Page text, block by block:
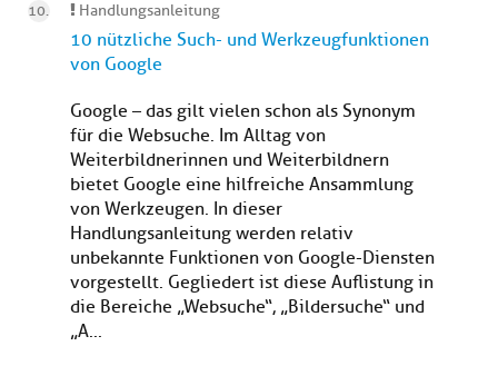
Handlungsanleitung
10 nützliche Such- und Werkzeugfunktionen
von Google
Google – das gilt vielen schon als Synonym
für die Websuche. Im Alltag von
Weiterbildnerinnen und Weiterbildnern
bietet Google eine hilfreiche Ansammlung
von Werkzeugen. In dieser
Handlungsanleitung werden relativ
unbekannte Funktionen von Google-Diensten
vorgestellt. Gegliedert ist diese Auflistung in
die Bereiche „Websuche“, „Bildersuche“ und
„A...